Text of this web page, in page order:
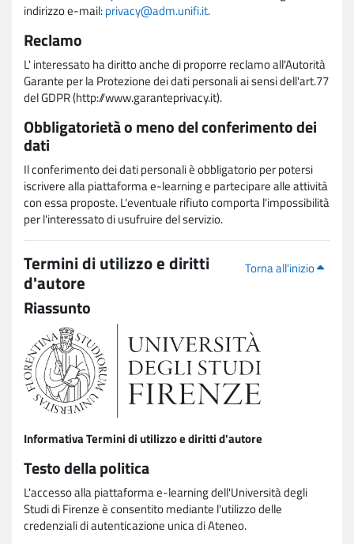
indirizzo e-mail:privacy@adm.unifi.it.
Reclamo
L' interessato ha diritto anche di proporre reclamo all'Autorità
Garante per la Protezione dei dati personali ai sensi dell'art.77
del GDPR (http://www.garanteprivacy.it).
Obbligatorietà o meno del conferimento dei
dati
Il conferimento dei dati personali è obbligatorio per potersi
iscrivere alla piattaforma e-learning e partecipare alle attività
con essa proposte. L'eventuale rifiuto comporta l'impossibilità
per l'interessato di usufruire del servizio.
Torna all'inizio
Termini di utilizzo e diritti
d'autore
Riassunto
Informativa Termini di utilizzo e diritti d'autore
Testo della politica
L'accesso alla piattaforma e-learning dell'Università degli
Studi di Firenze è consentito mediante l'utilizzo delle
credenziali di autenticazione unica di Ateneo.